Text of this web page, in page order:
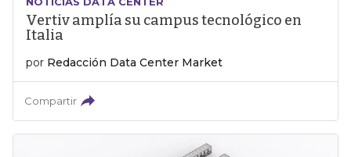
Vertiv amplía su campus tecnológico en
Italia
por Redacción Data Center Market
Compartir